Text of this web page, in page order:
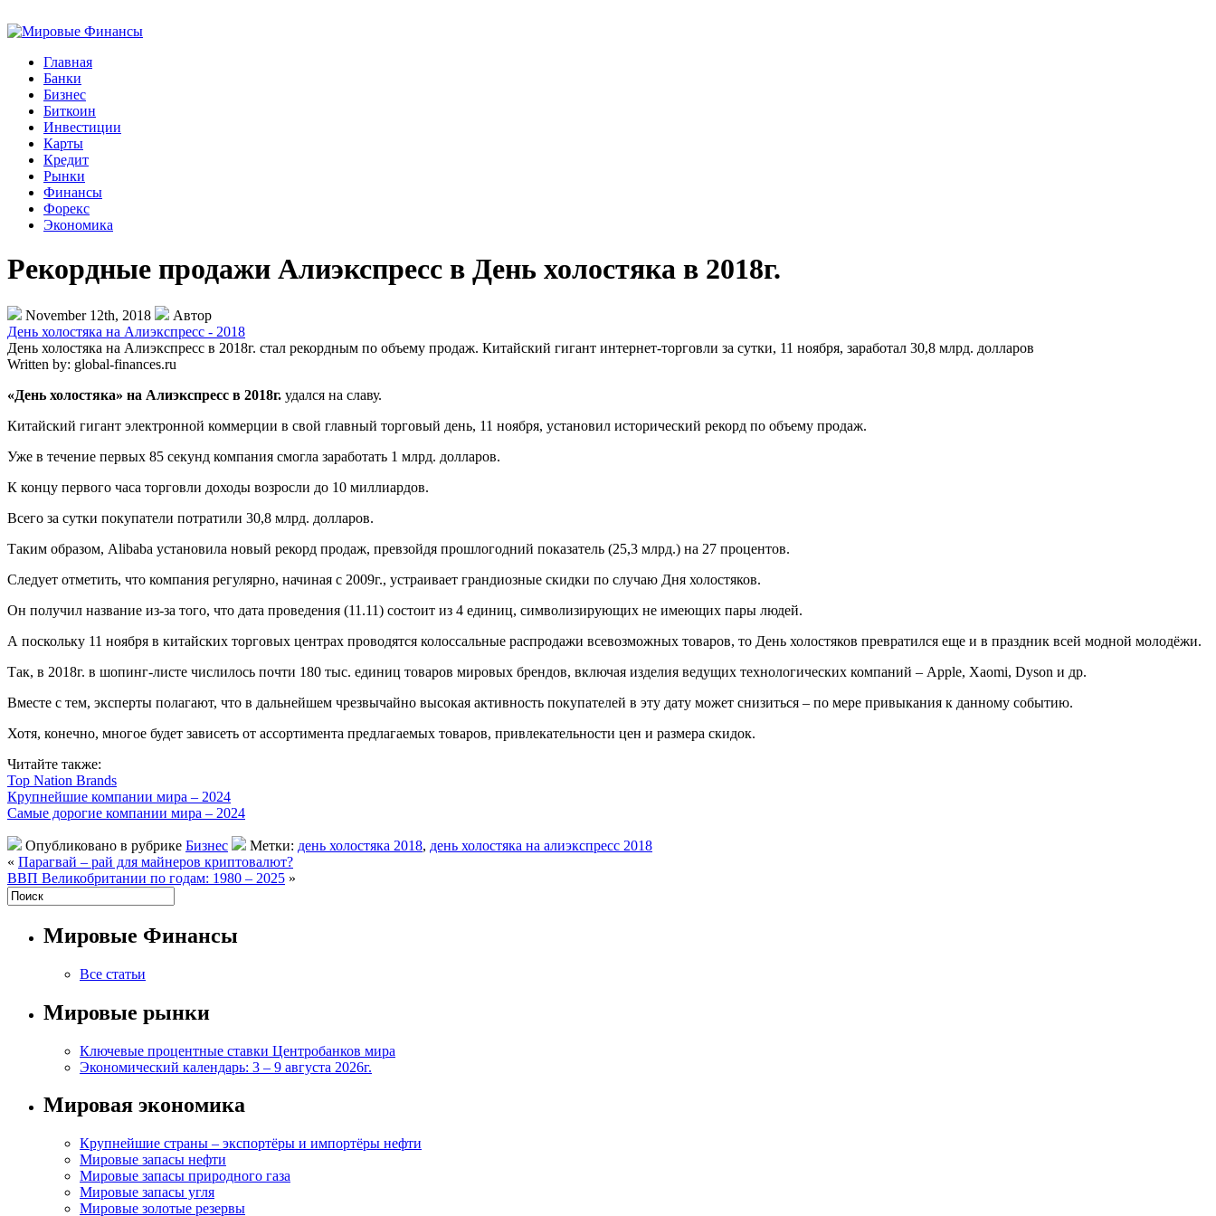
Главная
Банки
Бизнес
Биткоин
Инвестиции
Карты
Кредит
Рынки
Финансы
Форекс
Экономика
Рекордные продажи Алиэкспресс в День холостяка в 2018г.
November 12th, 2018
Автор
День холостяка на Алиэкспресс - 2018
День холостяка на Алиэкспресс в 2018г. стал рекордным по объему продаж. Китайский гигант интернет-торговли за сутки, 11 ноября, заработал 30,8 млрд. долларов
Written by: global-finances.ru
«День холостяка» на Алиэкспресс в 2018г. удался на славу.
Китайский гигант электронной коммерции в свой главный торговый день, 11 ноября, установил исторический рекорд по объему продаж.
Уже в течение первых 85 секунд компания смогла заработать 1 млрд. долларов.
К концу первого часа торговли доходы возросли до 10 миллиардов.
Всего за сутки покупатели потратили 30,8 млрд. долларов.
Таким образом, Alibaba установила новый рекорд продаж, превзойдя прошлогодний показатель (25,3 млрд.) на 27 процентов.
Следует отметить, что компания регулярно, начиная с 2009г., устраивает грандиозные скидки по случаю Дня холостяков.
Он получил название из-за того, что дата проведения (11.11) состоит из 4 единиц, символизирующих не имеющих пары людей.
А поскольку 11 ноября в китайских торговых центрах проводятся колоссальные распродажи всевозможных товаров, то День холостяков превратился еще и в праздник всей модной молодёжи.
Так, в 2018г. в шопинг-листе числилось почти 180 тыс. единиц товаров мировых брендов, включая изделия ведущих технологических компаний – Apple, Xaomi, Dyson и др.
Вместе с тем, эксперты полагают, что в дальнейшем чрезвычайно высокая активность покупателей в эту дату может снизиться – по мере привыкания к данному событию.
Хотя, конечно, многое будет зависеть от ассортимента предлагаемых товаров, привлекательности цен и размера скидок.
Читайте также:
Top Nation Brands
Крупнейшие компании мира – 2024
Самые дорогие компании мира – 2024
Опубликовано в рубрике Бизнес Метки: день холостяка 2018, день холостяка на алиэкспресс 2018
« Парагвай – рай для майнеров криптовалют?
ВВП Великобритании по годам: 1980 – 2025 »
Мировые Финансы
Все статьи
Мировые рынки
Ключевые процентные ставки Центробанков мира
Экономический календарь: 3 – 9 августа 2026г.
Мировая экономика
Крупнейшие страны – экспортёры и импортёры нефти
Мировые запасы нефти
Мировые запасы природного газа
Мировые запасы угля
Мировые золотые резервы